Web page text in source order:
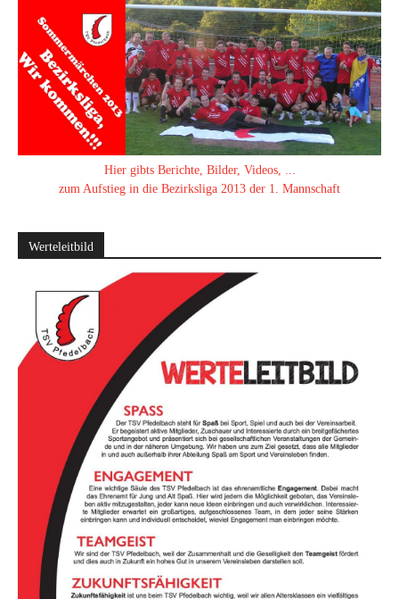
Hier gibts Berichte, Bilder, Videos, ...
zum Aufstieg in die Bezirksliga 2013 der 1. Mannschaft
Werteleitbild